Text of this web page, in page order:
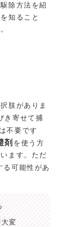
除方法を紹
知ること
肢がありま
き寄せて捕
は不要です
剤 を使う方
ます。ただ
る可能性があ
変